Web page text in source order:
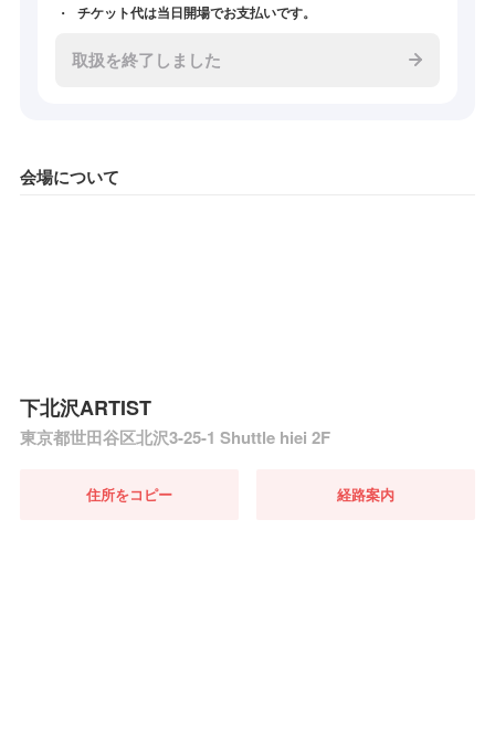
チケット代は当日開場でお支払いです。
取扱を終了しました
会場について
下北沢ARTIST
東京都世田谷区北沢3-25-1 Shuttle hiei 2F
住所をコピー 経路案内